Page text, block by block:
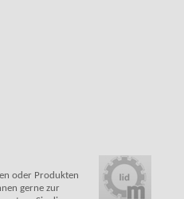
oder Produkten
gerne zur